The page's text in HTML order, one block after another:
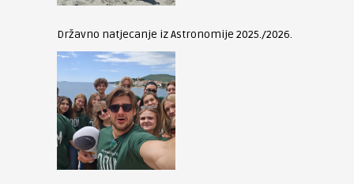
Državno natjecanje iz Astronomije 2025./2026.